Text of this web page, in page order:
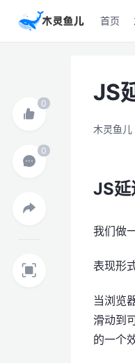
首页
JS
木灵鱼儿
JS延
我们做
表现形式
当浏览
滑动到
的一个